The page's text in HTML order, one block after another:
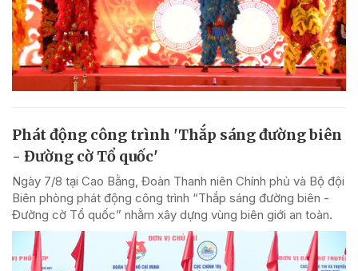
Phát động công trình 'Thắp sáng đường biên
- Đường cờ Tổ quốc'
Ngày 7/8 tại Cao Bằng, Đoàn Thanh niên Chính phủ và Bộ đội
Biên phòng phát động công trình “Thắp sáng đường biên -
Đường cờ Tổ quốc” nhằm xây dựng vùng biên giới an toàn.